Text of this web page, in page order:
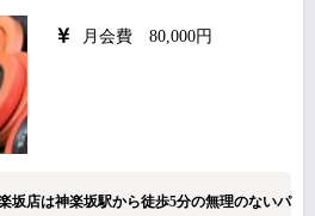
月会費 80,000円
坂店は神楽坂駅から徒歩5分の無理のないパ